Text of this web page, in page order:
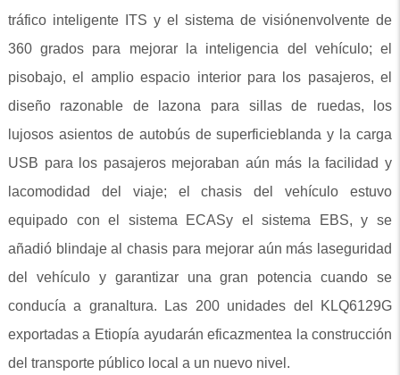
tráfico inteligente ITS y el sistema de visiónenvolvente de
360 grados para mejorar la inteligencia del vehículo; el
pisobajo, el amplio espacio interior para los pasajeros, el
diseño razonable de lazona para sillas de ruedas, los
lujosos asientos de autobús de superficieblanda y la carga
USB para los pasajeros mejoraban aún más la facilidad y
lacomodidad del viaje; el chasis del vehículo estuvo
equipado con el sistema ECASy el sistema EBS, y se
añadió blindaje al chasis para mejorar aún más laseguridad
del vehículo y garantizar una gran potencia cuando se
conducía a granaltura. Las 200 unidades del KLQ6129G
exportadas a Etiopía ayudarán eficazmentea la construcción
del transporte público local a un nuevo nivel.